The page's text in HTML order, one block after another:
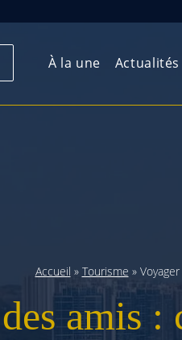
À la une Actualités
Europe de l’Est
Balkans
Accueil » Tourisme »
amis